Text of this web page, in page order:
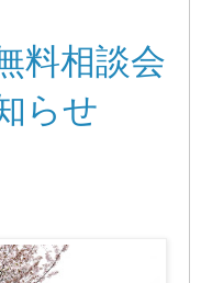
料相談会
らせ